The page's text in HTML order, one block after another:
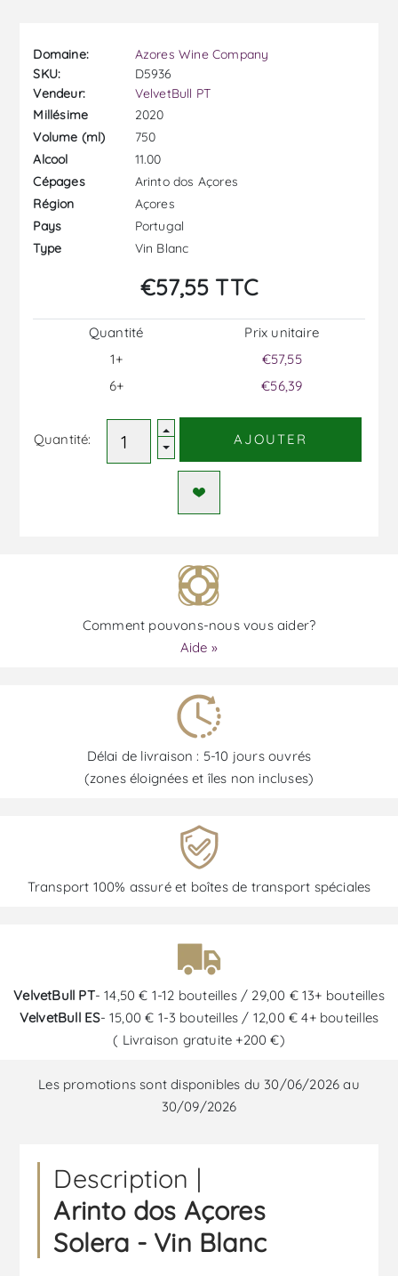
Domaine:
Azores Wine Company
SKU:
D5936
Vendeur:
VelvetBull PT
Millésime
2020
Volume (ml)
750
Alcool
11.00
Cépages
Arinto dos Açores
Région
Açores
Pays
Portugal
Type
Vin Blanc
€57,55 TTC
Quantité
1+
6+
Prix ​​unitaire
€57,55
€56,39
Quantité: AJOUTER
Comment pouvons-nous vous aider?
Aide »
Délai de livraison : 5-10 jours ouvrés
(zones éloignées et îles non incluses)
Transport 100% assuré et boîtes de transport spéciales
VelvetBull PT- 14,50 € 1-12 bouteilles / 29,00 € 13+ bouteilles
VelvetBull ES- 15,00 € 1-3 bouteilles / 12,00 € 4+ bouteilles
( Livraison gratuite +200 €)
Les promotions sont disponibles du 30/06/2026 au
30/09/2026
Description |
Arinto dos Açores
Solera - Vin Blanc